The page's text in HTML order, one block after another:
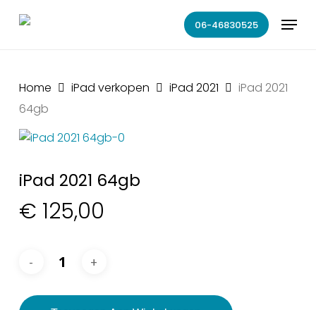
06-46830525 Menu
Home iPad verkopen iPad 2021
iPad 2021
64gb
iPad 2021 64gb
€ 125,00